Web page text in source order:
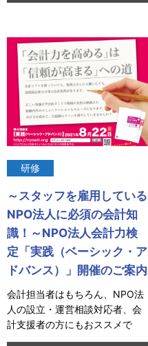
研修
～スタッフを雇用している
NPO法人に必須の会計知
識！～NPO法人会計力検
定「実践（ベーシック・ア
ドバンス）」開催のご案内
会計担当者はもちろん、NPO法
人の設立・運営相談対応者、会
計支援者の方にもおススメで
す。みなさまのお申込みをお待